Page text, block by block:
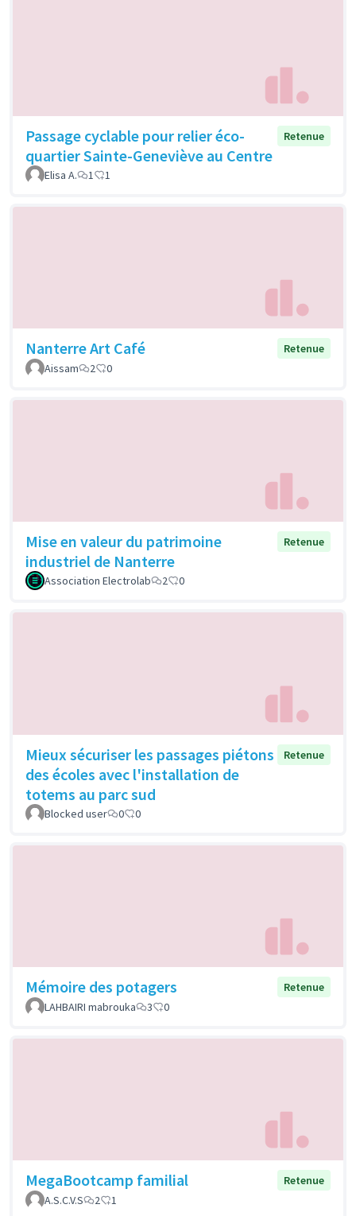
Passage cyclable pour relier éco-
quartier Sainte-Geneviève au Centre
Retenue
Elisa A. 1 1
Nanterre Art Café
Retenue
Aissam
2 0
Mise en valeur du patrimoine
industriel de Nanterre
Retenue
Association Electrolab 2 0
Mieux sécuriser les passages piétons
des écoles avec l'installation de
totems au parc sud
Retenue
Blocked user 0 0
Mémoire des potagers
Retenue
LAHBAIRI mabrouka
3 0
MegaBootcamp familial
Retenue
A.S.C.V.S
2 1